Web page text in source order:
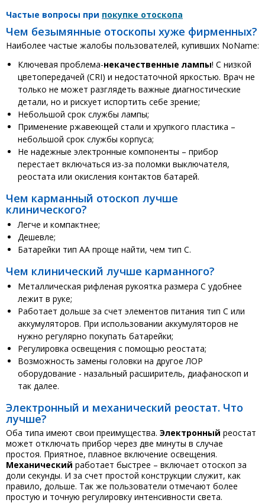
Частые вопросы при покупке отоскопа
Чем безымянные отоскопы хуже фирменных?
Наиболее частые жалобы пользователей, купивших NoName:
Ключевая проблема-некачественные лампы! С низкой
цветопередачей (CRI) и недостаточной яркостью. Врач не
только не может разглядеть важные диагностические
детали, но и рискует испортить себе зрение;
Небольшой срок службы лампы;
Применение ржавеющей стали и хрупкого пластика –
небольшой срок службы корпуса;
Не надежные электронные компоненты – прибор
перестает включаться из-за поломки выключателя,
реостата или окисления контактов батарей.
Чем карманный отоскоп лучше
клинического?
Легче и компактнее;
Дешевле;
Батарейки тип АА проще найти, чем тип С.
Чем клинический лучше карманного?
Металлическая рифленая рукоятка размера С удобнее
лежит в руке;
Работает дольше за счет элементов питания тип С или
аккумуляторов. При использовании аккумуляторов не
нужно регулярно покупать батарейки;
Регулировка освещения с помощью реостата;
Возможность замены головки на другое ЛОР
оборудование - назальный расширитель, диафаноскоп и
так далее.
Электронный и механический реостат. Что
лучше?
Оба типа имеют свои преимущества. Электронный реостат
может отключать прибор через две минуты в случае
простоя. Приятное, плавное включение освещения.
Механический работает быстрее – включает отоскоп за
доли секунды. И за счет простой конструкции служит, как
правило, дольше. Так же пользователи отмечают более
простую и точную регулировку интенсивности света.